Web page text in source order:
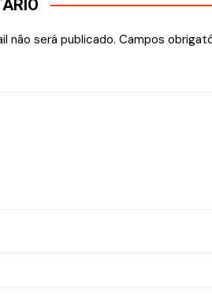
não será publicado. Campos